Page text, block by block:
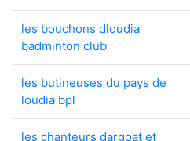
les bouchons dloudia
badminton club
les butineuses du pays de
loudia bpl
les chanteurs dargoat et